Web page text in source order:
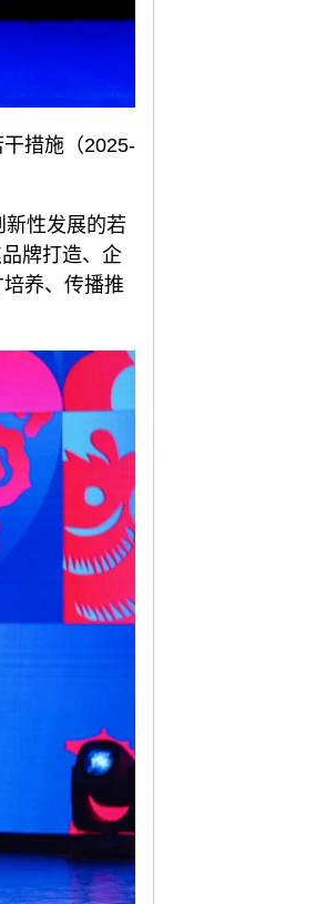
措施（2025-
性发展的若
牌打造、企
养、传播推